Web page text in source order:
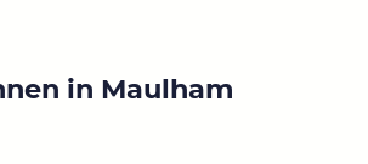
in Maulham